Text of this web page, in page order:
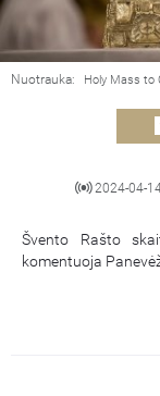
Nuotrauka: Holy Mass to
2024-04-
Švento Rašto
komentuoja